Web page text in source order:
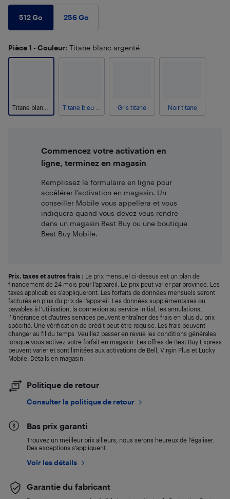
512 Go 256 Go
Pièce 1 - Couleur: Titane blanc argenté
Gris titane Noir titane
Commencez votre activation en
ligne, terminez en magasin
Remplissez le formulaire en ligne pour
accélérer l’activation en magasin. Un
conseiller Mobile vous appellera et vous
indiquera quand vous devez vous rendre
dans un magasin Best Buy ou une boutique
Best Buy Mobile.
Prix, taxes et autres frais : Le prix mensuel ci-dessus est un plan de
financement de 24 mois pour l’appareil. Le prix peut varier par province. Les
taxes applicables s’appliqueront. Les forfaits de données mensuels seront
facturés en plus du prix de l’appareil. Les données supplémentaires ou
payables à l’utilisation, la connexion au service initial, les annulations,
l’itinérance et d’autres services peuvent entraîner des frais en plus du prix
spécifié. Une vérification de crédit peut être requise. Les frais peuvent
changer au fil du temps. Veuillez passer en revue les conditions générales
lorsque vous activez votre forfait en magasin. Les offres de Best Buy Express
peuvent varier et sont limitées aux activations de Bell, Virgin Plus et Lucky
Mobile. Détails en magasin.
Politique de retour
Consulter la politique de retour
Bas prix garanti
Trouvez un meilleur prix ailleurs, nous serons heureux de l’égaliser.
Des exceptions s’appliquent.
Voir les détails
Garantie du fabricant